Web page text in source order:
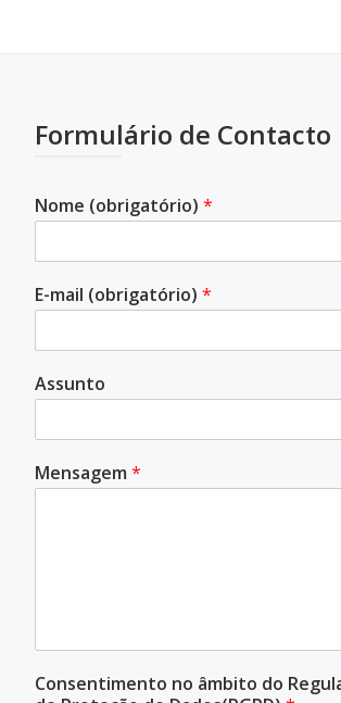
Formulário de Contacto
Nome (obrigatório) *
E-mail (obrigatório) *
Assunto
Mensagem *
Consentimento no âmbito do